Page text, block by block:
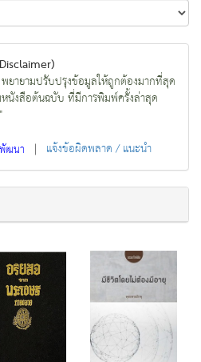
ยายามปรับปรุงข้อมูลให้ถูกต้องมากที่สุด
นังสือต้นฉบับ ที่มีการพิมพ์ครั้งล่าสุด
ฒนา | แจ้งข้อผิดพลาด / แนะนำ